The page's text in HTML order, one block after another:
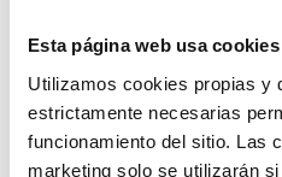
Esta página web usa cookies
Utilizamos cookies propias y
estrictamente necesarias
funcionamiento del sitio. Las
marketing solo se utilizarán